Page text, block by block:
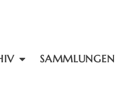
SAMMLUNGEN